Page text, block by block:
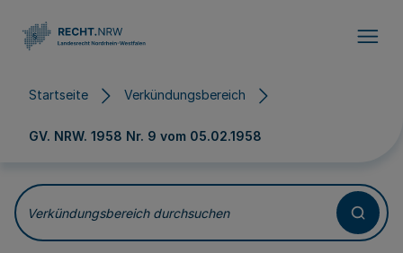
Startseite Verkündungsbereich
GV. NRW. 1958 Nr. 9 vom 05.02.1958
Verkündungsbereich durchsuchen